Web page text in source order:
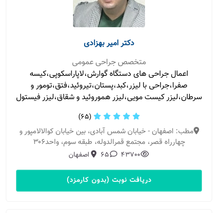
دکتر امیر بهزادی
متخصص جراحی عمومی
اعمال جراحی های دستگاه گوارش،لاپاراسکوپی،کیسه
صفرا،جراحی با لیزر،کبد،پستان،تیروئید،فتق،تومور و
سرطان،لیزر کیست مویی،لیزر هموروئید و شقاق،لیزر فیستول
(65)
مطب: اصفهان - خیابان شمس آبادی، بین خیابان کوالالامپور و
چهارراه قصر، مجتمع قمرالدوله، طبقه سوم، واحد۳۰۶
43700
65 اصفهان
دریافت نوبت (بدون کارمزد)